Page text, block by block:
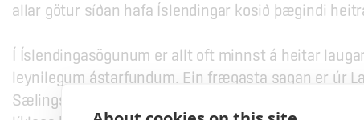
allar götur síðan hafa Íslendingar kosið þægindi
Í Íslendingasögunum er allt oft minnst á heitar
leynilegum ástarfundum. Ein frægasta sagan er úr
Sælingsdal þar sem Guðrún Ósvífursdóttir var tíður